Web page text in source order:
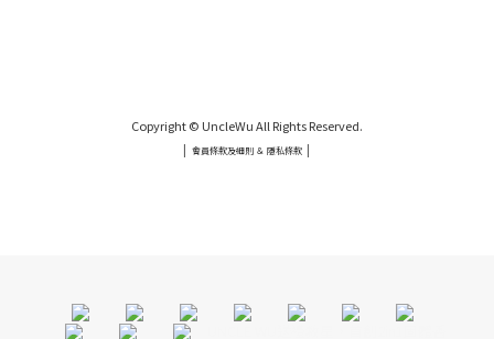
Copyright © UncleWu All Rights Reserved.
| 會員條款及細則 ＆ 隱私條款 |